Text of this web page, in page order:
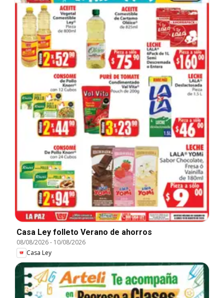
Casa Ley folleto Verano de ahorros
08/08/2026- 10/08/2026
Casa Ley